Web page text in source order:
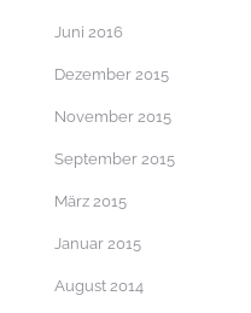
Juni 2016
Dezember 2015
November 2015
September 2015
März 2015
Januar 2015
August 2014